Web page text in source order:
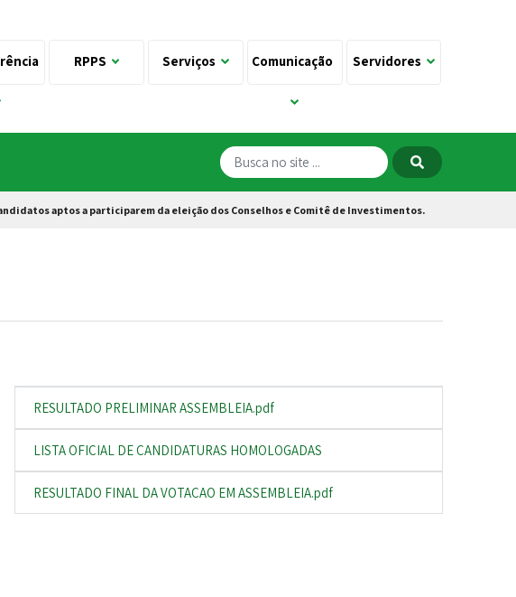
RPPS Serviços Comunicação Servidores
aptos a participarem da eleição dos Conselhos e Comitê de Investimentos.
RESULTADO PRELIMINAR ASSEMBLEIA.pdf
LISTA OFICIAL DE CANDIDATURAS HOMOLOGADAS
RESULTADO FINAL DA VOTACAO EM ASSEMBLEIA.pdf